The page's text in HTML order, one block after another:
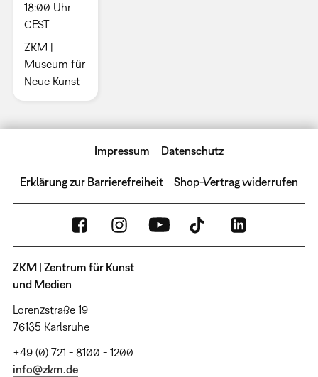
18:00 Uhr
CEST
ZKM |
Museum für
Neue Kunst
Impressum Datenschutz
Erklärung zur Barrierefreiheit Shop-Vertrag widerrufen
ZKM | Zentrum für Kunst
und Medien
Lorenzstraße 19
76135 Karlsruhe
+49 (0) 721 - 8100 - 1200
info@zkm.de